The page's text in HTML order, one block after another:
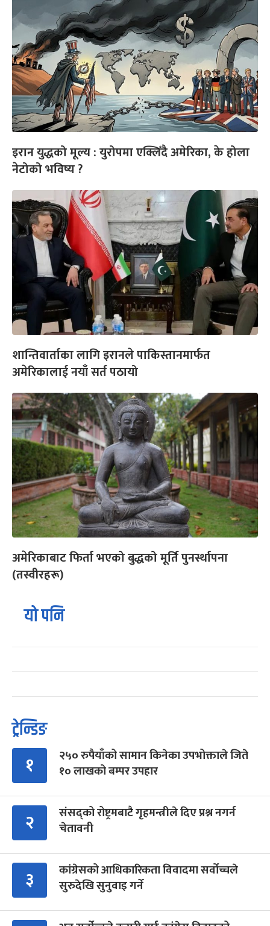
इरान युद्धको मूल्य : युरोपमा एक्लिँदै अमेरिका, के होला
नेटोको भविष्य ?
शान्तिवार्ताका लागि इरानले पाकिस्तानमार्फत
अमेरिकालाई नयाँ सर्त पठायो
अमेरिकाबाट फिर्ता भएको बुद्धको मूर्ति पुनर्स्थापना
(तस्वीरहरू)
यो पनि
ट्रेन्डिङ
१
२५० रुपैयाँको सामान किनेका उपभोक्ताले जिते
१० लाखको बम्पर उपहार
२
संसद्को रोष्ट्रमबाटै गृहमन्त्रीले दिए प्रश्न नगर्न
चेतावनी
३
कांग्रेसको आधिकारिकता विवादमा सर्वोच्चले
सुरुदेखि सुनुवाइ गर्ने